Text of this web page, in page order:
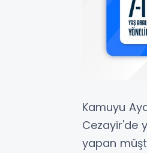
Kamuyu
Cezayir'de
yapan